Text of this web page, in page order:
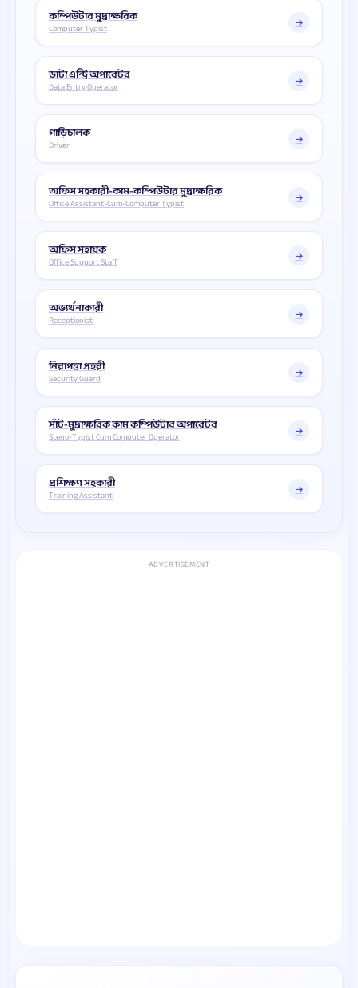
কম্পিউটার মুদ্রাক্ষরিক
Computer Typist
ডাটা এন্ট্রি অপারেটর
Data Entry Operator
গাড়িচালক
Driver
অফিস সহকারী-কাম-কম্পিউটার মুদ্রাক্ষরিক
Office Assistant-Cum-Computer Typist
অফিস সহায়ক
Office Support Staff
অভ্যর্থনাকারী
Receptionist
নিরাপত্তা প্রহরী
Security Guard
সাঁট-মুদ্রাক্ষরিক কাম কম্পিউটার অপারেটর
Steno-Typist Cum Computer Operator
প্রশিক্ষণ সহকারী
Training Assistant
ADVERTISEMENT